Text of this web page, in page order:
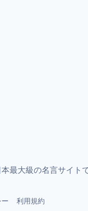
最大級の名言サイト
利用規約